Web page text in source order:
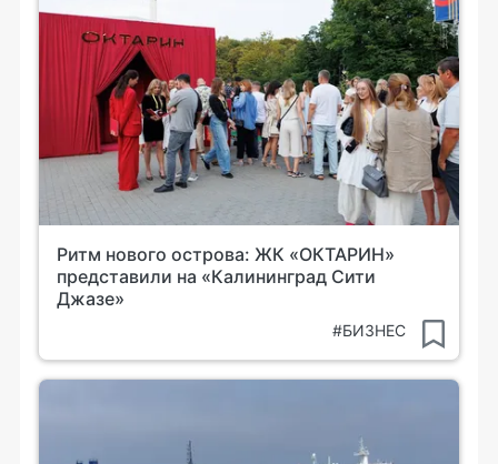
Ритм нового острова: ЖК «ОКТАРИН»
представили на «Калининград Сити
Джазе»
#БИЗНЕС